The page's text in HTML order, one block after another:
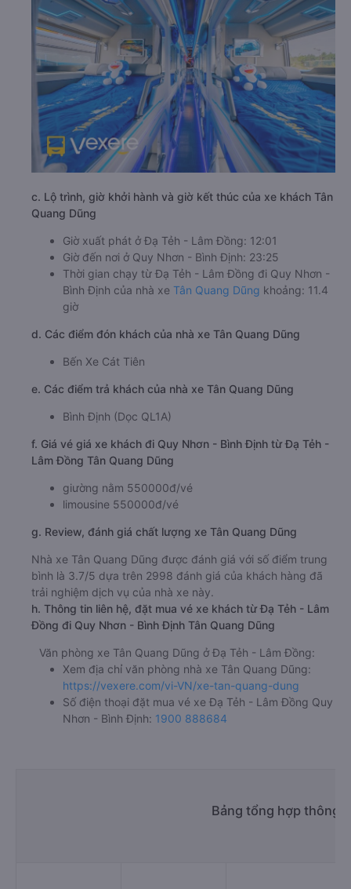
c. Lộ trình, giờ khởi hành và giờ kết thúc của xe khách Tân
Quang Dũng
Giờ xuất phát ở Đạ Tẻh - Lâm Đồng: 12:01
Giờ đến nơi ở Quy Nhơn - Bình Định: 23:25
Thời gian chạy từ Đạ Tẻh - Lâm Đồng đi Quy Nhơn -
Bình Định của nhà xe Tân Quang Dũng khoảng: 11.4
giờ
d. Các điểm đón khách của nhà xe Tân Quang Dũng
Bến Xe Cát Tiên
e. Các điểm trả khách của nhà xe Tân Quang Dũng
Bình Định (Dọc QL1A)
f. Giá vé giá xe khách đi Quy Nhơn - Bình Định từ Đạ Tẻh -
Lâm Đồng Tân Quang Dũng
giường nằm 550000đ/vé
limousine 550000đ/vé
g. Review, đánh giá chất lượng xe Tân Quang Dũng
Nhà xe Tân Quang Dũng được đánh giá với số điểm trung
bình là 3.7/5 dựa trên 2998 đánh giá của khách hàng đã
trải nghiệm dịch vụ của nhà xe này.
h. Thông tin liên hệ, đặt mua vé xe khách từ Đạ Tẻh - Lâm
Đồng đi Quy Nhơn - Bình Định Tân Quang Dũng
Văn phòng xe Tân Quang Dũng ở Đạ Tẻh - Lâm Đồng:
Xem địa chỉ văn phòng nhà xe Tân Quang Dũng:
https://vexere.com/vi-VN/xe-tan-quang-dung
Số điện thoại đặt mua vé xe Đạ Tẻh - Lâm Đồng Quy
Nhơn - Bình Định: 1900 888684
Bảng tổng hợp thông